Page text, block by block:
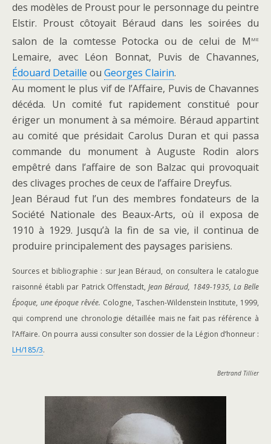
des modèles de Proust pour le personnage du peintre
Elstir. Proust côtoyait Béraud dans les soirées du
salon de la comtesse Potocka ou de celui de Mme
Lemaire, avec Léon Bonnat, Puvis de Chavannes,
Édouard Detaille ou Georges Clairin.
Au moment le plus vif de l’Affaire, Puvis de Chavannes
décéda. Un comité fut rapidement constitué pour
ériger un monument à sa mémoire. Béraud appartint
au comité que présidait Carolus Duran et qui passa
commande du monument à Auguste Rodin alors
empêtré dans l’affaire de son Balzac qui provoquait
des clivages proches de ceux de l’affaire Dreyfus.
Jean Béraud fut l’un des membres fondateurs de la
Société Nationale des Beaux-Arts, où il exposa de
1910 à 1929. Jusqu’à la fin de sa vie, il continua de
produire principalement des paysages parisiens.
Sources et bibliographie : sur Jean Béraud, on consultera le catalogue
raisonné établi par Patrick Offenstadt,Jean Béraud, 1849-1935, La Belle
Époque, une époque rêvée. Cologne, Taschen-Wildenstein Institute, 1999,
qui comprend une chronologie détaillée mais ne fait pas référence à
l’Affaire. On pourra aussi consulter son dossier de la Légion d’honneur :
LH/185/3.
Bertrand Tillier